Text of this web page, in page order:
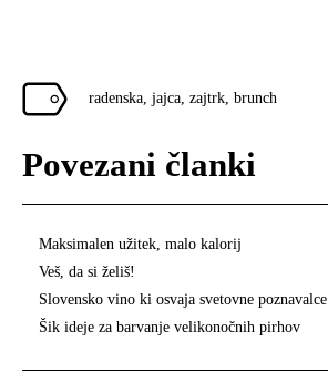
radenska, jajca, zajtrk, brunch
Povezani članki
Maksimalen užitek, malo kalorij
Veš, da si želiš!
Slovensko vino ki osvaja svetovne poznavalce
Šik ideje za barvanje velikonočnih pirhov